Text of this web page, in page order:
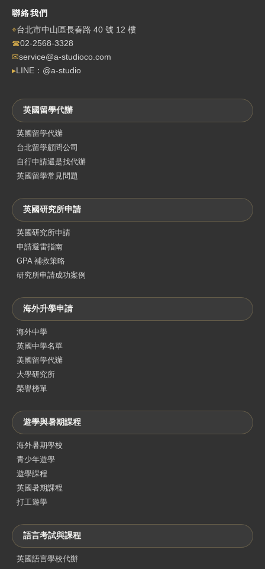
聯絡我們
⌖台北市中山區長春路 40 號 12 樓
☎02-2568-3328
✉service@a-studioco.com
▸LINE：@a-studio
英國留學代辦
英國留學代辦
台北留學顧問公司
自行申請還是找代辦
英國留學常見問題
英國研究所申請
英國研究所申請
申請避雷指南
GPA 補救策略
研究所申請成功案例
海外升學申請
海外中學
英國中學名單
美國留學代辦
大學研究所
榮譽榜單
遊學與暑期課程
海外暑期學校
青少年遊學
遊學課程
英國暑期課程
打工遊學
語言考試與課程
英國語言學校代辦